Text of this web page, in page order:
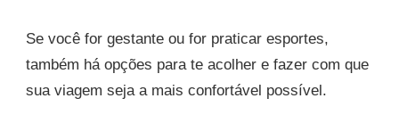
Se você for gestante ou for praticar esportes,
também há opções para te acolher e fazer com que
sua viagem seja a mais confortável possível.